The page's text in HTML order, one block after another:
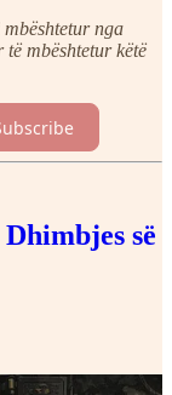
nga
mbështetur këtë
së